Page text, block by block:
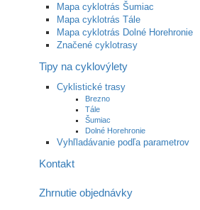
Mapa cyklotrás Šumiac
Mapa cyklotrás Tále
Mapa cyklotrás Dolné Horehronie
Značené cyklotrasy
Tipy na cyklovýlety
Cyklistické trasy
Brezno
Tále
Šumiac
Dolné Horehronie
Vyhľladávanie podľa parametrov
Kontakt
Zhrnutie objednávky